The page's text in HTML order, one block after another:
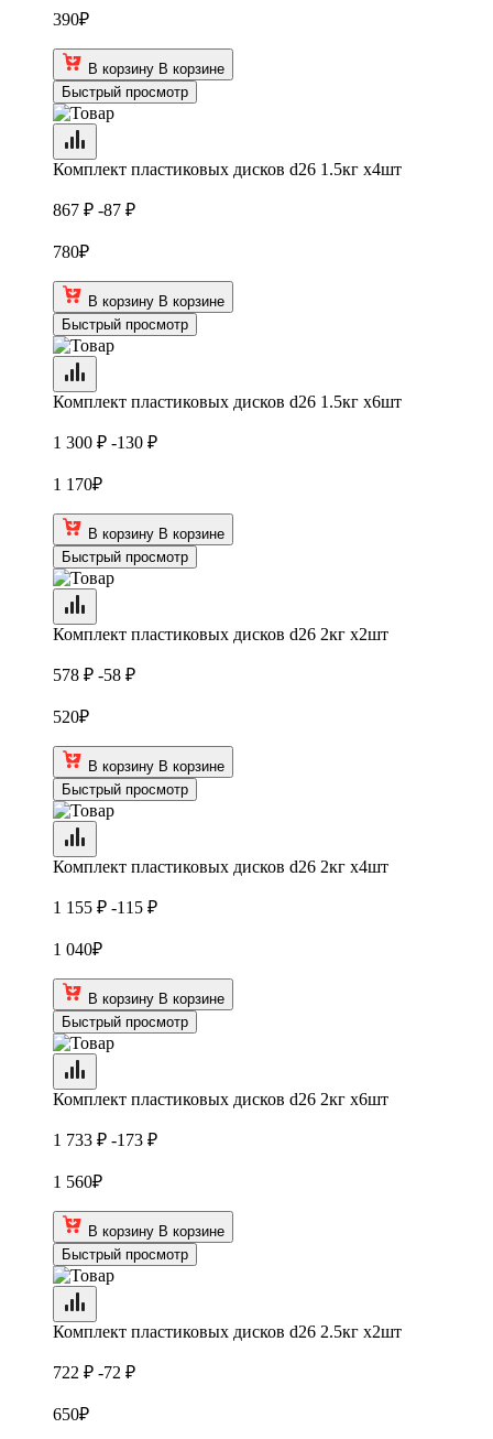
390₽
В корзину В корзине
Быстрый просмотр
Комплект пластиковых дисков d26 1.5кг х4шт
867 ₽ -87 ₽
780₽
В корзину В корзине
Быстрый просмотр
Комплект пластиковых дисков d26 1.5кг х6шт
1 300 ₽ -130 ₽
1 170₽
В корзину В корзине
Быстрый просмотр
Комплект пластиковых дисков d26 2кг х2шт
578 ₽ -58 ₽
520₽
В корзину В корзине
Быстрый просмотр
Комплект пластиковых дисков d26 2кг х4шт
1 155 ₽ -115 ₽
1 040₽
В корзину В корзине
Быстрый просмотр
Комплект пластиковых дисков d26 2кг х6шт
1 733 ₽ -173 ₽
1 560₽
В корзину В корзине
Быстрый просмотр
Комплект пластиковых дисков d26 2.5кг х2шт
722 ₽ -72 ₽
650₽